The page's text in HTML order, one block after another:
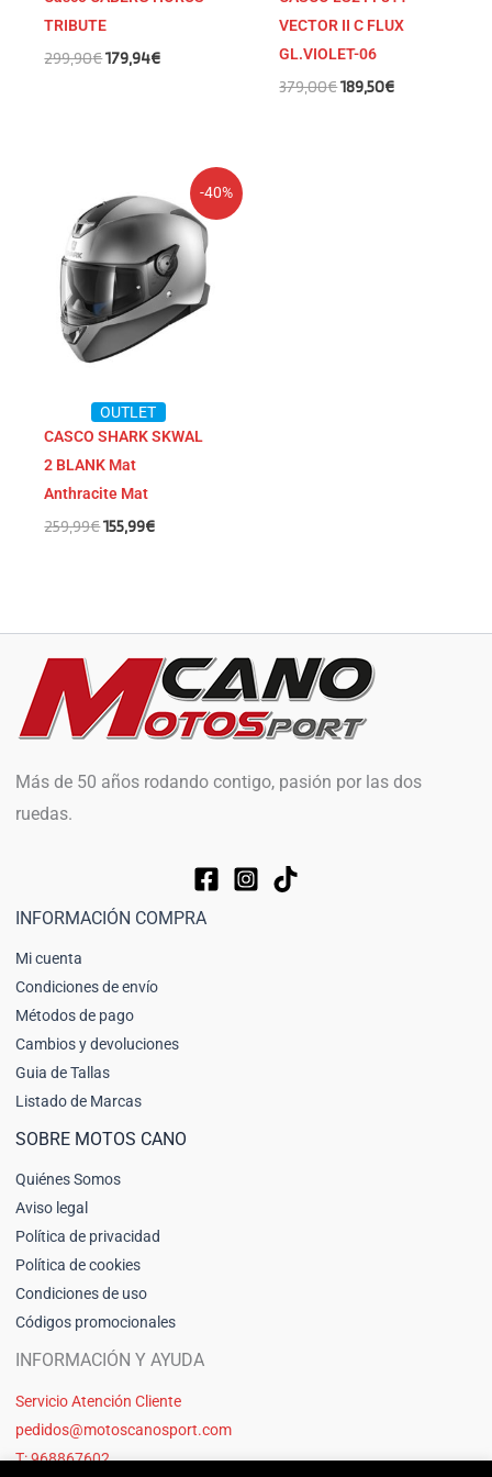
TRIBUTE
299,90€179,94€
VECTOR II C FLUX
GL.VIOLET-06
379,00€189,50€
-40%
OUTLET
CASCO SHARK SKWAL
2 BLANK Mat
Anthracite Mat
259,99€
precio
original
era:
259,99€.
155,99€
precio
actual
es:
155,99€.
Más de 50 años rodando contigo, pasión por las dos
ruedas.
INFORMACIÓN COMPRA
Mi cuenta
Condiciones de envío
Métodos de pago
Cambios y devoluciones
Guia de Tallas
Listado de Marcas
SOBRE MOTOS CANO
Quiénes Somos
Aviso legal
Política de privacidad
Política de cookies
Condiciones de uso
Códigos promocionales
INFORMACIÓN Y AYUDA
Servicio Atención Cliente
pedidos@motoscanosport.com
T: 968867602